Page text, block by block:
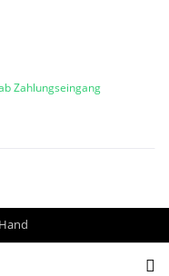
Zahlungseingang